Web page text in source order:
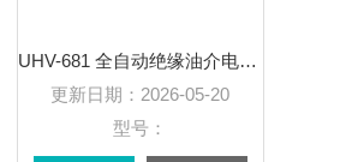
UHV-681 全自动绝缘油介电强度测试仪
更新日期： 2026-05-20
型号：